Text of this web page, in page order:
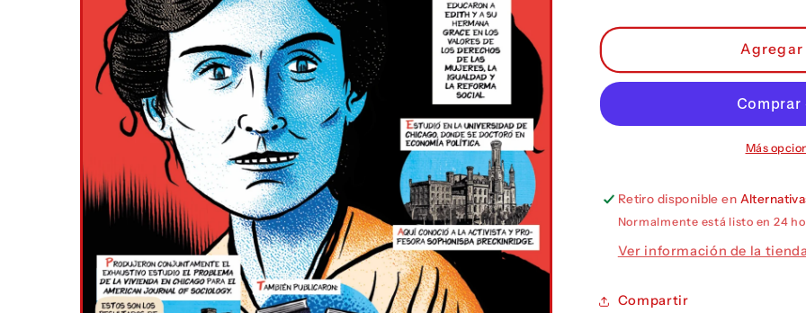
Más
Retiro disponible en
Normalmente está listo en 24
Ver información de la tienda
Compartir